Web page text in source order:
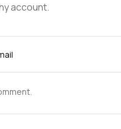
account.